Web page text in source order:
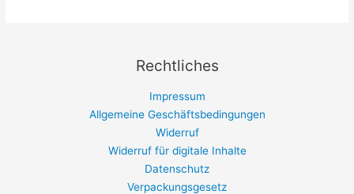
Rechtliches
Impressum
Allgemeine Geschäftsbedingungen
Widerruf
Widerruf für digitale Inhalte
Datenschutz
Verpackungsgesetz